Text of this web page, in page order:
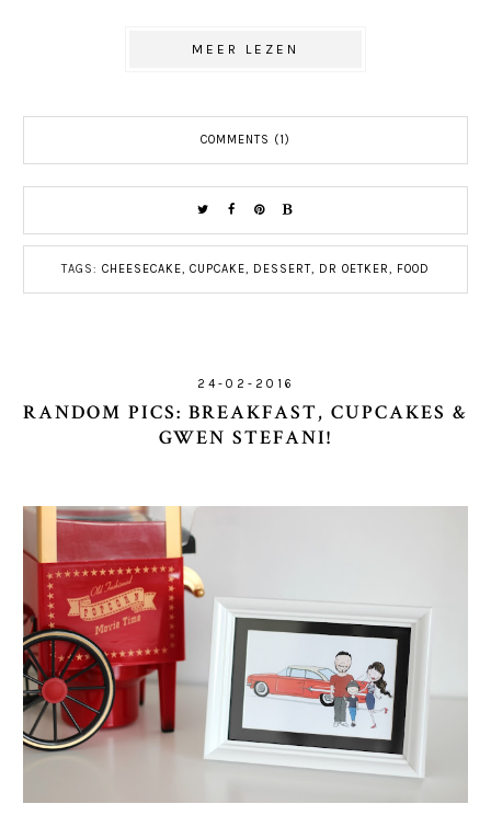
MEER LEZEN
COMMENTS (1)
TAGS: CHEESECAKE, CUPCAKE, DESSERT, DR OETKER, FOOD
24-02-2016
RANDOM PICS: BREAKFAST, CUPCAKES &
GWEN STEFANI!